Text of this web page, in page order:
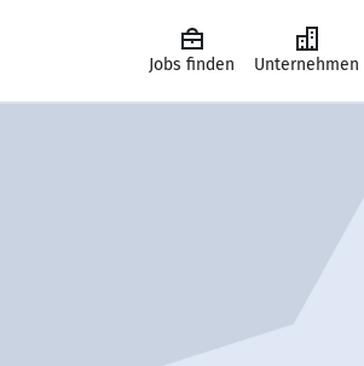
Jobs finden Unternehmen